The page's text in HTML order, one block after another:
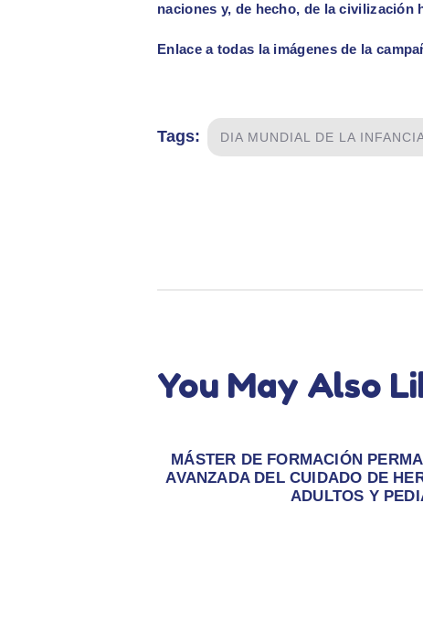
naciones y, de hecho, de la civilización
Enlace a todas la imágenes de la
Tags: DIA MUNDIAL DE LA
You May Also
MÁSTER DE FORMACIÓN
AVANZADA DEL CUIDADO DE
ADULTOS Y